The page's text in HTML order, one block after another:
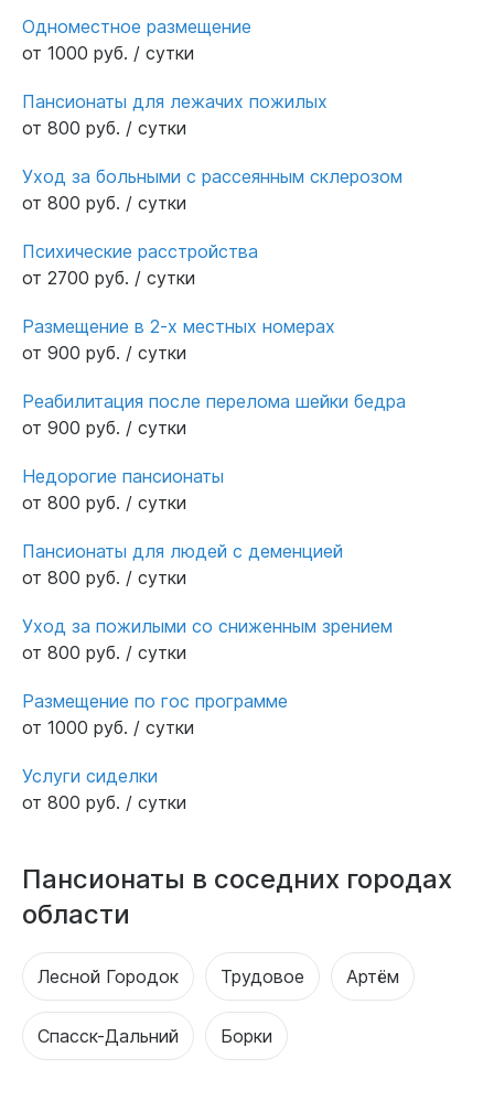
Одноместное размещение
от 1000 руб. / сутки
Пансионаты для лежачих пожилых
от 800 руб. / сутки
Уход за больными с рассеянным склерозом
от 800 руб. / сутки
Психические расстройства
от 2700 руб. / сутки
Размещение в 2-х местных номерах
от 900 руб. / сутки
Реабилитация после перелома шейки бедра
от 900 руб. / сутки
Недорогие пансионаты
от 800 руб. / сутки
Пансионаты для людей с деменцией
от 800 руб. / сутки
Уход за пожилыми со сниженным зрением
от 800 руб. / сутки
Размещение по гос программе
от 1000 руб. / сутки
Услуги сиделки
от 800 руб. / сутки
Пансионаты в соседних городах
области
Лесной Городок Трудовое Артём
Спасск-Дальний Борки